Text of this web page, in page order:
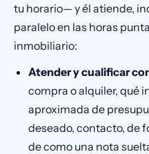
tu horario— y él atiende,
paralelo en las horas
inmobiliario:
Atender y cualificar
compra o alquiler, qué
aproximada de
deseado, contacto, de
de como una nota